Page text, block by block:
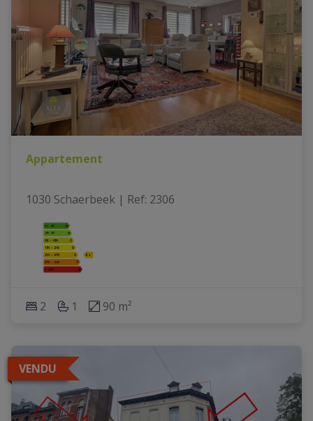
Appartement
1030 Schaerbeek | Ref: 2306
2 1 90 m²
VENDU